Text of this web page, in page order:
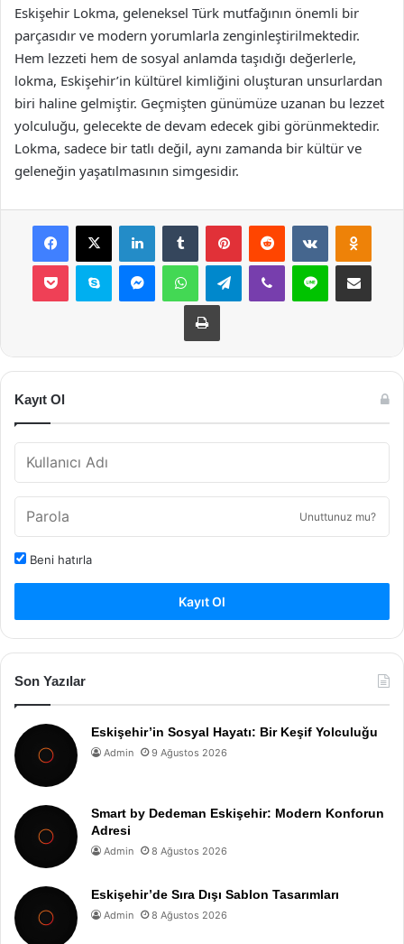
Eskişehir Lokma, geleneksel Türk mutfağının önemli bir
parçasıdır ve modern yorumlarla zenginleştirilmektedir.
Hem lezzeti hem de sosyal anlamda taşıdığı değerlerle,
lokma, Eskişehir’in kültürel kimliğini oluşturan unsurlardan
biri haline gelmiştir. Geçmişten günümüze uzanan bu lezzet
yolculuğu, gelecekte de devam edecek gibi görünmektedir.
Lokma, sadece bir tatlı değil, aynı zamanda bir kültür ve
geleneğin yaşatılmasının simgesidir.
Facebook
X LinkedInTumblr PinterestReddit VKontakte
Pocket Skype MessengerWhatsAppTelegramViber Line E-Posta ile
Yazdır
Kayıt Ol
Unuttunuz mu?
Beni hatırla
Kayıt Ol
Son Yazılar
Eskişehir’in Sosyal Hayatı: Bir Keşif Yolculuğu
Admin 9 Ağustos 2026
Smart by Dedeman Eskişehir: Modern Konforun
Adresi
Admin 8 Ağustos 2026
Eskişehir’de Sıra Dışı Sablon Tasarımları
Admin 8 Ağustos 2026